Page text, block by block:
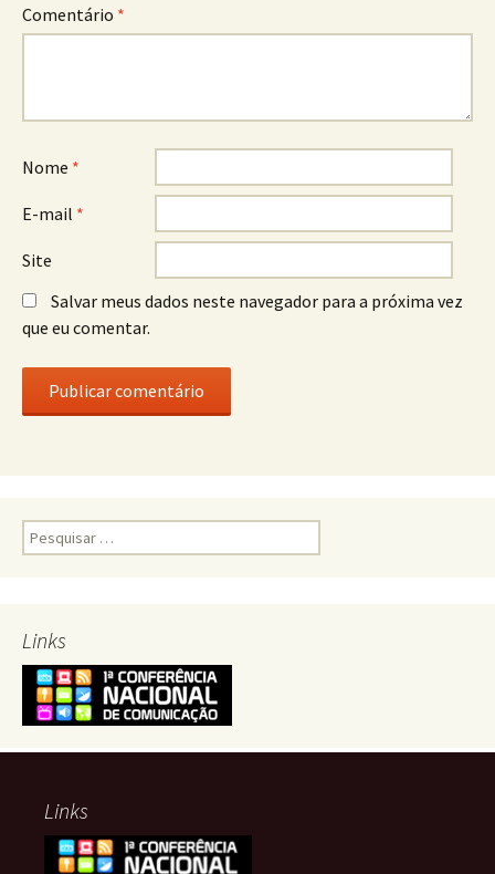
Comentário *
Nome *
E-mail *
Site
Salvar meus dados neste navegador para a próxima vez
que eu comentar.
Pesquisar
por:
Links
Links